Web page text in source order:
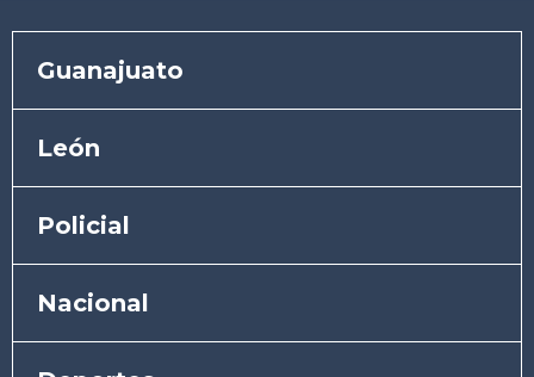
Guanajuato
León
Policial
Nacional